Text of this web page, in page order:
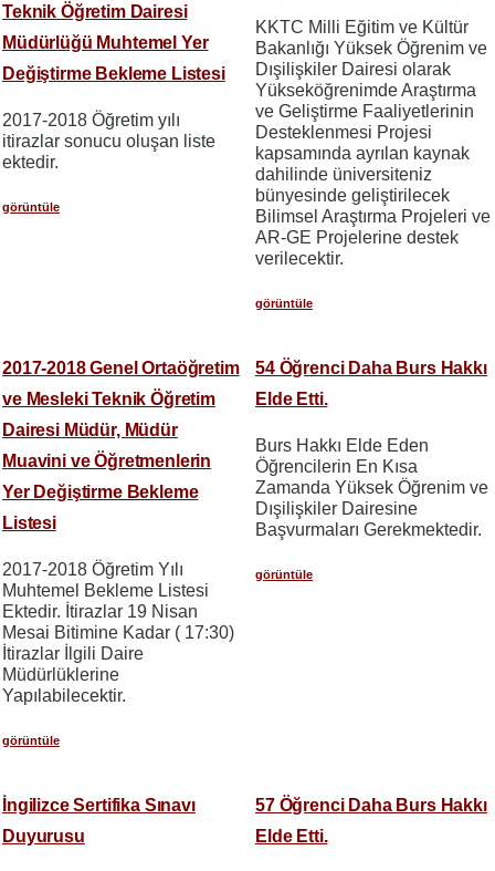
Teknik Öğretim Dairesi
Müdürlüğü Muhtemel Yer
Değiştirme Bekleme Listesi
2017-2018 Öğretim yılı
itirazlar sonucu oluşan liste
ektedir.
görüntüle
KKTC Milli Eğitim ve Kültür
Bakanlığı Yüksek Öğrenim ve
Dışilişkiler Dairesi olarak
Yükseköğrenimde Araştırma
ve Geliştirme Faaliyetlerinin
Desteklenmesi Projesi
kapsamında ayrılan kaynak
dahilinde üniversiteniz
bünyesinde geliştirilecek
Bilimsel Araştırma Projeleri ve
AR-GE Projelerine destek
verilecektir.
görüntüle
2017-2018 Genel Ortaöğretim
ve Mesleki Teknik Öğretim
Dairesi Müdür, Müdür
Muavini ve Öğretmenlerin
Yer Değiştirme Bekleme
Listesi
2017-2018 Öğretim Yılı
Muhtemel Bekleme Listesi
Ektedir. İtirazlar 19 Nisan
Mesai Bitimine Kadar ( 17:30)
İtirazlar İlgili Daire
Müdürlüklerine
Yapılabilecektir.
görüntüle
54 Öğrenci Daha Burs Hakkı
Elde Etti.
Burs Hakkı Elde Eden
Öğrencilerin En Kısa
Zamanda Yüksek Öğrenim ve
Dışilişkiler Dairesine
Başvurmaları Gerekmektedir.
görüntüle
İngilizce Sertifika Sınavı
Duyurusu
57 Öğrenci Daha Burs Hakkı
Elde Etti.